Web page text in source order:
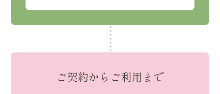
ご契約からご利用まで